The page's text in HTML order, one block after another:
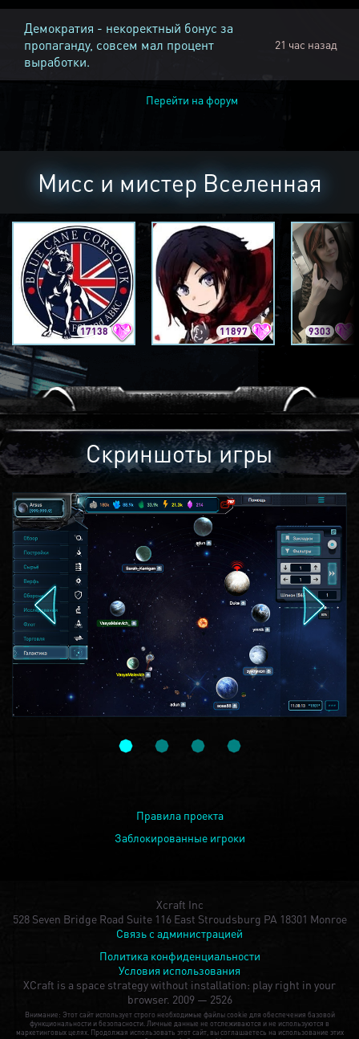
Демократия - некоректный бонус за
пропаганду, совсем мал процент
выработки.
21 час назад
Перейти на форум
Мисс и мистер Вселенная
17138 11897 9303
Скриншоты игры
Правила проекта
Заблокированные игроки
Xcraft Inc
528 Seven Bridge Road Suite 116 East Stroudsburg PA 18301 Monroe
Связь с администрацией
Политика конфиденциальности
Условия использования
XCraft is a space strategy without installation: play right in your
browser. 2009 — 2526
Внимание: Этот сайт использует строго необходимые файлы cookie для обеспечения базовой
функциональности и безопасности. Личные данные не отслеживаются и не используются в
маркетинговых целях. Продолжая использовать этот сайт, вы соглашаетесь на использование этих